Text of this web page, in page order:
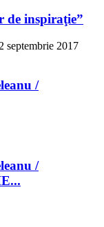
de inspiraţie”
septembrie 2017
/
/